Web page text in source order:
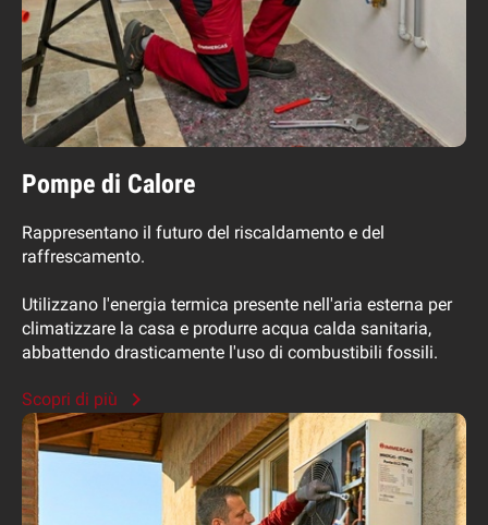
Pompe di Calore
Rappresentano il futuro del riscaldamento e del
raffrescamento.
Utilizzano l'energia termica presente nell'aria esterna per
climatizzare la casa e produrre acqua calda sanitaria,
abbattendo drasticamente l'uso di combustibili fossili.
Scopri di più